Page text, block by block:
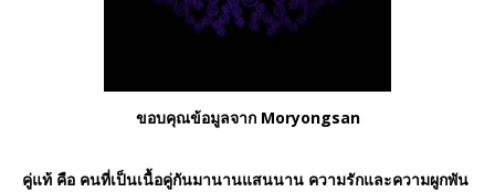
ขอบคุณข้อมูลจาก Moryongsan
คู่แท้ คือ คนที่เป็นเนื้อคู่กันมานานแสนนาน ความรักและความผูกพัน